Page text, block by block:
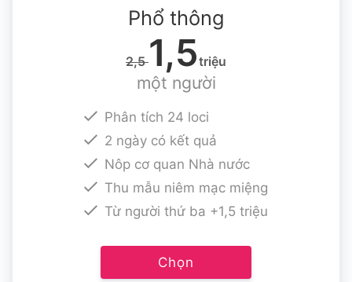
Phổ thông
2,51,5triệu
một người
Phân tích 24 loci
2 ngày có kết quả
Nôp cơ quan Nhà nước
Thu mẫu niêm mạc miệng
Từ người thứ ba +1,5 triệu
Chọn